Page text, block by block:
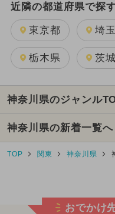
近隣の都道府県で探
東京都 埼
栃木県 茨
神奈川県のジャンル
神奈川県の新着一覧へ
TOP 関東 神奈川県
おでかけ